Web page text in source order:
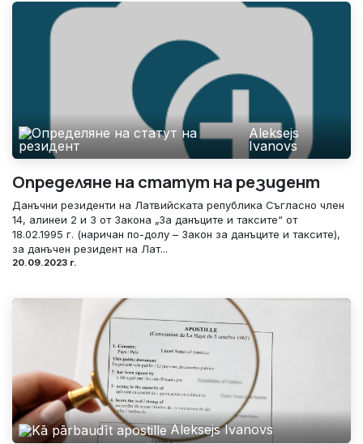
Aleksejs
Ivanovs
Определяне на статут на резидент
Данъчни резиденти на Латвийската република Съгласно член
14, алинеи 2 и 3 от Закона „За данъците и таксите“ от
18.02.1995 г. (наричан по-долу – Закон за данъците и таксите),
за данъчен резидент на Лат...
20.09.2023 г.
Aleksejs Ivanovs